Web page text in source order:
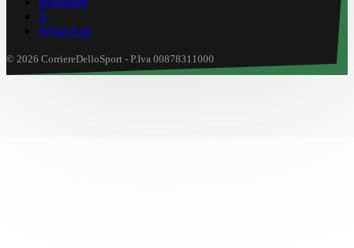
X
WhatsApp
© 2026 CorriereDelloSport - P.Iva 00878311000